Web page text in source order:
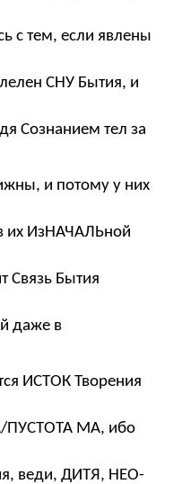
с тем, если явлены
СНУ Бытия, и
Сознанием тел за
и потому у них
их ИзНАЧАЛЬной
Связь Бытия
даже в
ИСТОК Творения
ПУСТОТА МА, ибо
веди, ДИТЯ, НЕО-